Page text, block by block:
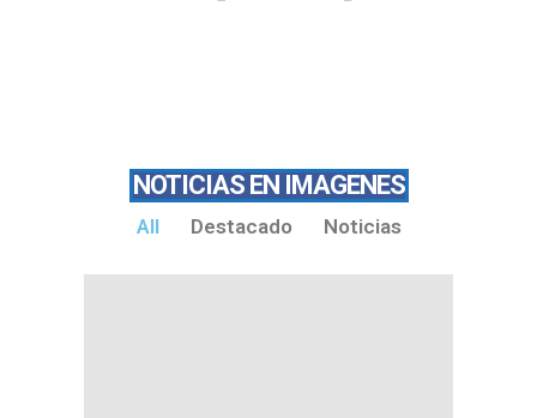
NOTICIAS EN IMAGENES
All Destacado Noticias